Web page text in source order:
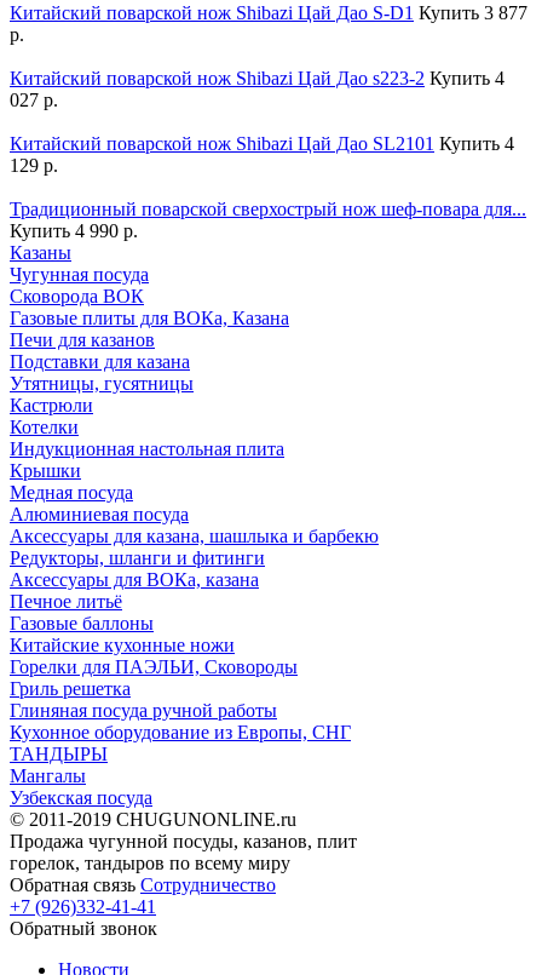
Китайский поварской нож Shibazi Цай Дао S-D1 Купить 3 877
р.
Китайский поварской нож Shibazi Цай Дао s223-2 Купить 4
027 р.
Китайский поварской нож Shibazi Цай Дао SL2101 Купить 4
129 р.
Традиционный поварской сверхострый нож шеф-повара для...
Купить 4 990 р.
Казаны
Чугунная посуда
Сковорода ВОК
Газовые плиты для ВОКа, Казана
Печи для казанов
Подставки для казана
Утятницы, гусятницы
Кастрюли
Котелки
Индукционная настольная плита
Крышки
Медная посуда
Алюминиевая посуда
Аксессуары для казана, шашлыка и барбекю
Редукторы, шланги и фитинги
Аксессуары для ВОКа, казана
Печное литьё
Газовые баллоны
Китайские кухонные ножи
Горелки для ПАЭЛЬИ, Сковороды
Гриль решетка
Глиняная посуда ручной работы
Кухонное оборудование из Европы, СНГ
ТАНДЫРЫ
Мангалы
Узбекская посуда
© 2011-2019 CHUGUNONLINE.ru
Продажа чугунной посуды, казанов, плит
горелок, тандыров по всему миру
Обратная связь Сотрудничество
+7 (926)332-41-41
Обратный звонок
Новости